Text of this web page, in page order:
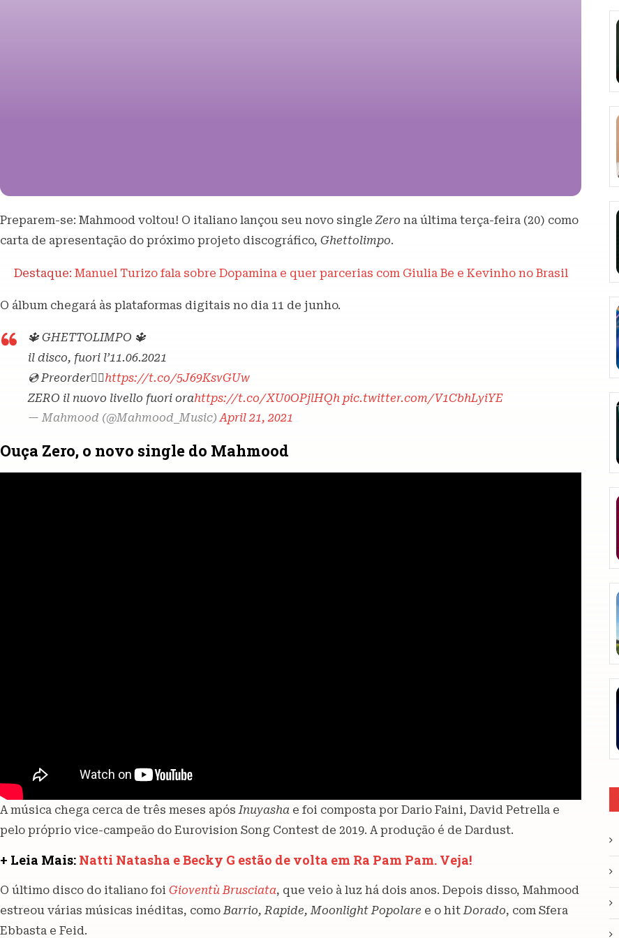
Preparem-se: Mahmood voltou! O italiano lançou seu novo singleZero na última terça-feira (20) como
carta de apresentação do próximo projeto discográfico, Ghettolimpo.
Destaque: Manuel Turizo fala sobre Dopamina e quer parcerias com Giulia Be e Kevinho no Brasil
O álbum chegará às plataformas digitais no dia 11 de junho.
🔱 GHETTOLIMPO 🔱
il disco, fuori l’11.06.2021
💿 Preorder👇🏽https://t.co/5J69KsvGUw
ZERO il nuovo livello fuori orahttps://t.co/XU0OPjlHQh pic.twitter.com/V1CbhLyiYE
— Mahmood (@Mahmood_Music)April 21, 2021
Ouça Zero, o novo single do Mahmood
A música chega cerca de três meses apósInuyasha e foi composta por Dario Faini, David Petrella e
pelo próprio vice-campeão do Eurovision Song Contest de 2019. A produção é de Dardust.
+ Leia Mais: Natti Natasha e Becky G estão de volta em Ra Pam Pam. Veja!
O último disco do italiano foi Gioventù Brusciata, que veio à luz há dois anos. Depois disso, Mahmood
estreou várias músicas inéditas, comoBarrio, Rapide, Moonlight Popolare e o hitDorado, com Sfera
Ebbasta e Feid.